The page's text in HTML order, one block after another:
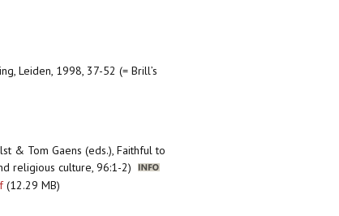
Leiden, 1998, 37-52 (= Brill’s
& Tom Gaens (eds.), Faithful to
religious culture, 96:1-2)
(12.29 MB)